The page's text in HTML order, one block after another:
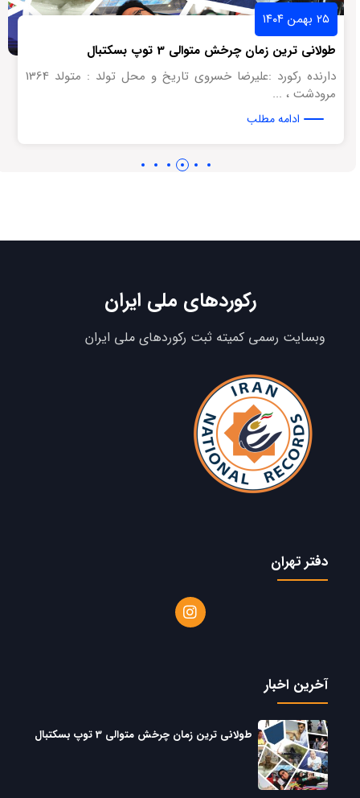
۲۵ بهمن ۱۴۰۴
طولانی ترین زمان چرخش متوالی 3 توپ بسکتبال
دارنده رکورد :علیرضا خسروی تاریخ و محل تولد : متولد 1364
مرودشت ، ...
ادامه مطلب
رکوردهای ملی ایران
وبسایت رسمی کمیته ثبت رکوردهای ملی ایران
دفتر تهران
آخرین اخبار
طولانی ترین زمان چرخش متوالی 3 توپ بسکتبال